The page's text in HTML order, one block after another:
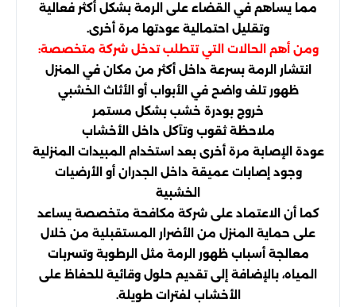
مما يساهم في القضاء على الرمة بشكل أكثر فعالية
وتقليل احتمالية عودتها مرة أخرى.
ومن أهم الحالات التي تتطلب تدخل شركة متخصصة:
انتشار الرمة بسرعة داخل أكثر من مكان في المنزل
ظهور تلف واضح في الأبواب أو الأثاث الخشبي
خروج بودرة خشب بشكل مستمر
ملاحظة ثقوب وتآكل داخل الأخشاب
عودة الإصابة مرة أخرى بعد استخدام المبيدات المنزلية
وجود إصابات عميقة داخل الجدران أو الأرضيات
الخشبية
كما أن الاعتماد على شركة مكافحة متخصصة يساعد
على حماية المنزل من الأضرار المستقبلية من خلال
معالجة أسباب ظهور الرمة مثل الرطوبة وتسربات
المياه، بالإضافة إلى تقديم حلول وقائية للحفاظ على
الأخشاب لفترات طويلة.